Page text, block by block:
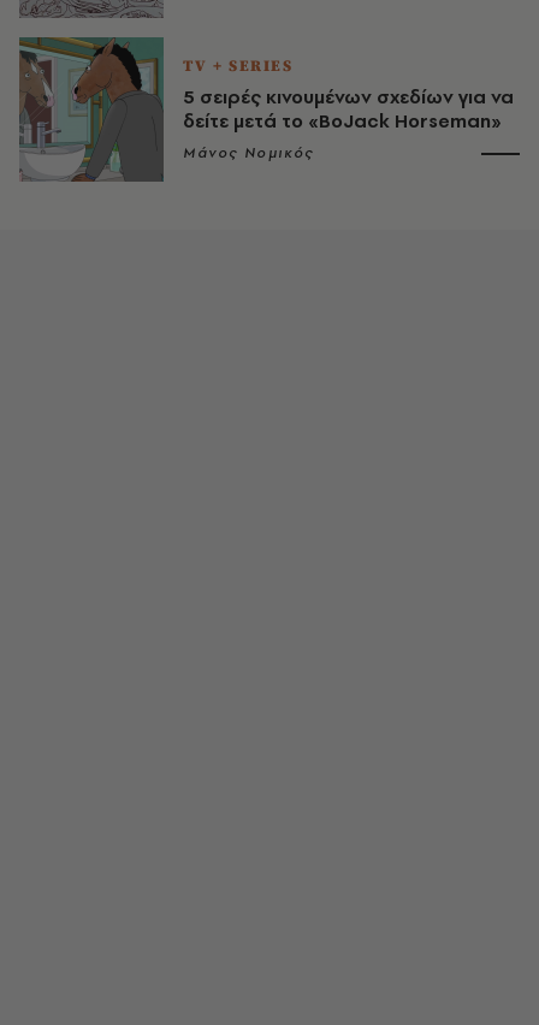
TV + SERIES
5 σειρές κινουμένων σχεδίων για να
δείτε μετά το «BoJack Horseman»
Μάνος Νομικός